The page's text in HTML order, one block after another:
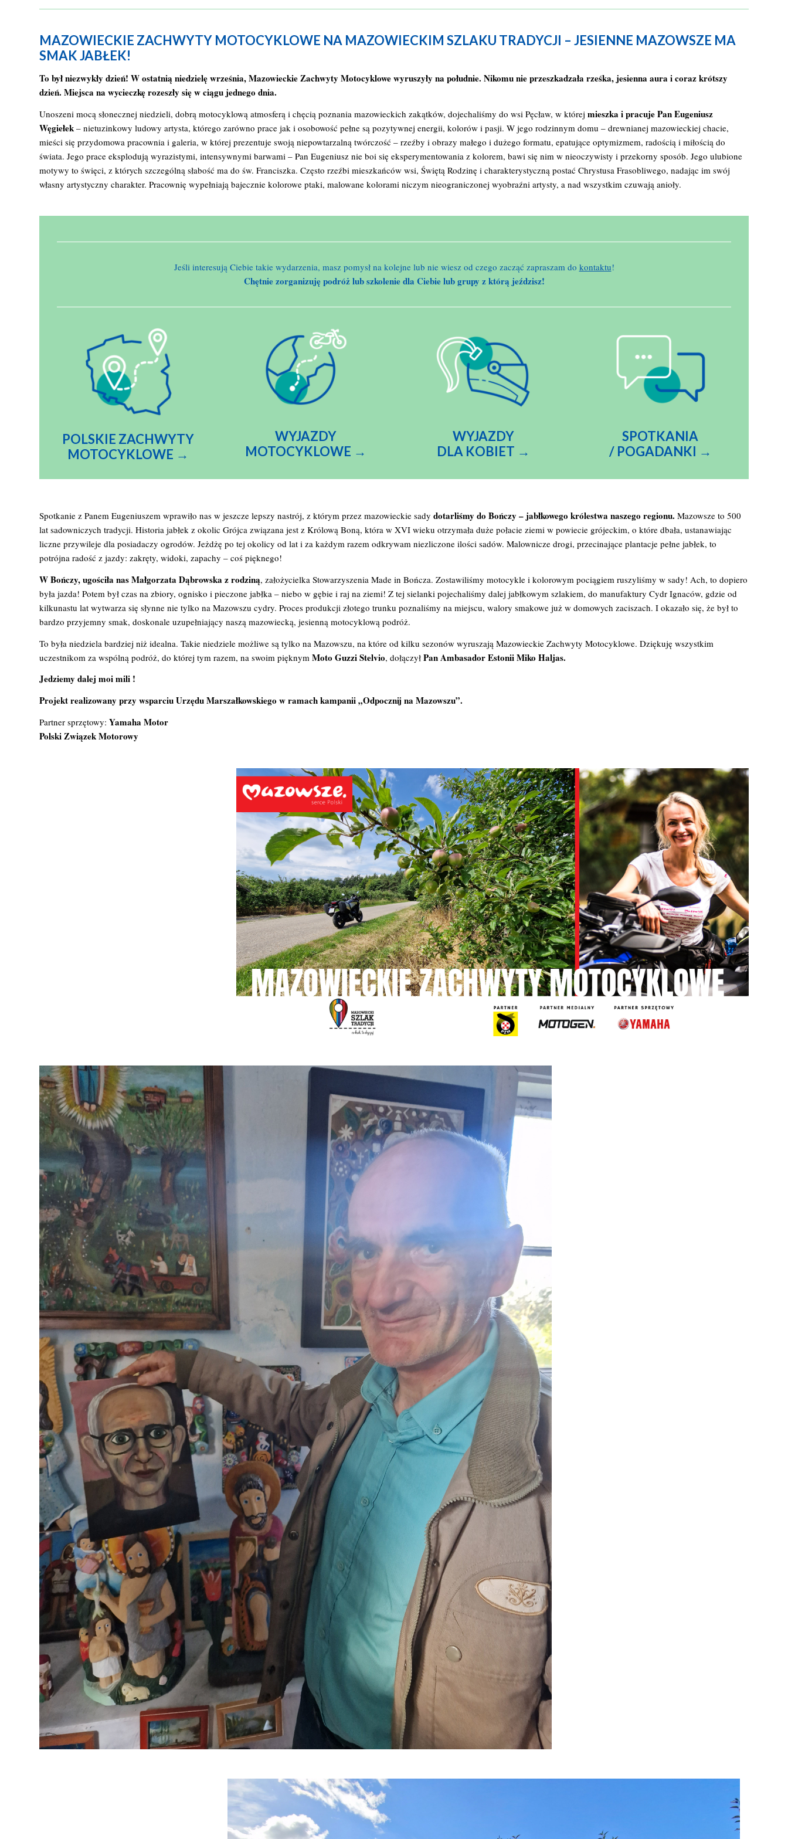
MAZOWIECKIE ZACHWYTY MOTOCYKLOWE NA MAZOWIECKIM SZLAKU TRADYCJI – JESIENNE MAZOWSZE MA
SMAK JABŁEK!
To był niezwykły dzień! W ostatnią niedzielę września, Mazowieckie Zachwyty Motocyklowe wyruszyły na południe. Nikomu nie przeszkadzała rześka, jesienna aura i coraz krótszy
dzień. Miejsca na wycieczkę rozeszły się w ciągu jednego dnia.
Unoszeni mocą słonecznej niedzieli, dobrą motocyklową atmosferą i chęcią poznania mazowieckich zakątków, dojechaliśmy do wsi Pęcław, w której mieszka i pracuje Pan Eugeniusz
Węgiełek – nietuzinkowy ludowy artysta, którego zarówno prace jak i osobowość pełne są pozytywnej energii, kolorów i pasji. W jego rodzinnym domu – drewnianej mazowieckiej chacie,
mieści się przydomowa pracownia i galeria, w której prezentuje swoją niepowtarzalną twórczość – rzeźby i obrazy małego i dużego formatu, epatujące optymizmem, radością i miłością do
świata. Jego prace eksplodują wyrazistymi, intensywnymi barwami – Pan Eugeniusz nie boi się eksperymentowania z kolorem, bawi się nim w nieoczywisty i przekorny sposób. Jego ulubione
motywy to święci, z których szczególną słabość ma do św. Franciszka. Często rzeźbi mieszkańców wsi, Świętą Rodzinę i charakterystyczną postać Chrystusa Frasobliwego, nadając im swój
własny artystyczny charakter. Pracownię wypełniają bajecznie kolorowe ptaki, malowane kolorami niczym nieograniczonej wyobraźni artysty, a nad wszystkim czuwają anioły.
Jeśli interesują Ciebie takie wydarzenia, masz pomysł na kolejne lub nie wiesz od czego zacząć zapraszam do kontaktu!
Chętnie zorganizuję podróż lub szkolenie dla Ciebie lub grupy z którą jeździsz!
POLSKIE ZACHWYTY
MOTOCYKLOWE →
WYJAZDY
MOTOCYKLOWE →
WYJAZDY
DLA KOBIET →
SPOTKANIA
/ POGADANKI →
Spotkanie z Panem Eugeniuszem wprawiło nas w jeszcze lepszy nastrój, z którym przez mazowieckie sady dotarliśmy do Bończy – jabłkowego królestwa naszego regionu. Mazowsze to 500
lat sadowniczych tradycji. Historia jabłek z okolic Grójca związana jest z Królową Boną, która w XVI wieku otrzymała duże połacie ziemi w powiecie grójeckim, o które dbała, ustanawiając
liczne przywileje dla posiadaczy ogrodów. Jeżdżę po tej okolicy od lat i za każdym razem odkrywam niezliczone ilości sadów. Malownicze drogi, przecinające plantacje pełne jabłek, to
potrójna radość z jazdy: zakręty, widoki, zapachy – coś pięknego!
W Bończy, ugościła nas Małgorzata Dąbrowska z rodziną, założycielka Stowarzyszenia Made in Bończa. Zostawiliśmy motocykle i kolorowym pociągiem ruszyliśmy w sady! Ach, to dopiero
była jazda! Potem był czas na zbiory, ognisko i pieczone jabłka – niebo w gębie i raj na ziemi! Z tej sielanki pojechaliśmy dalej jabłkowym szlakiem, do manufaktury Cydr Ignaców, gdzie od
kilkunastu lat wytwarza się słynne nie tylko na Mazowszu cydry. Proces produkcji złotego trunku poznaliśmy na miejscu, walory smakowe już w domowych zaciszach. I okazało się, że był to
bardzo przyjemny smak, doskonale uzupełniający naszą mazowiecką, jesienną motocyklową podróż.
To była niedziela bardziej niż idealna. Takie niedziele możliwe są tylko na Mazowszu, na które od kilku sezonów wyruszają Mazowieckie Zachwyty Motocyklowe. Dziękuję wszystkim
uczestnikom za wspólną podróż, do której tym razem, na swoim pięknym Moto Guzzi Stelvio, dołączył Pan Ambasador Estonii Miko Haljas.
Jedziemy dalej moi mili !
Projekt realizowany przy wsparciu Urzędu Marszałkowskiego w ramach kampanii „Odpocznij na Mazowszu”.
Partner sprzętowy: Yamaha Motor
Polski Związek Motorowy